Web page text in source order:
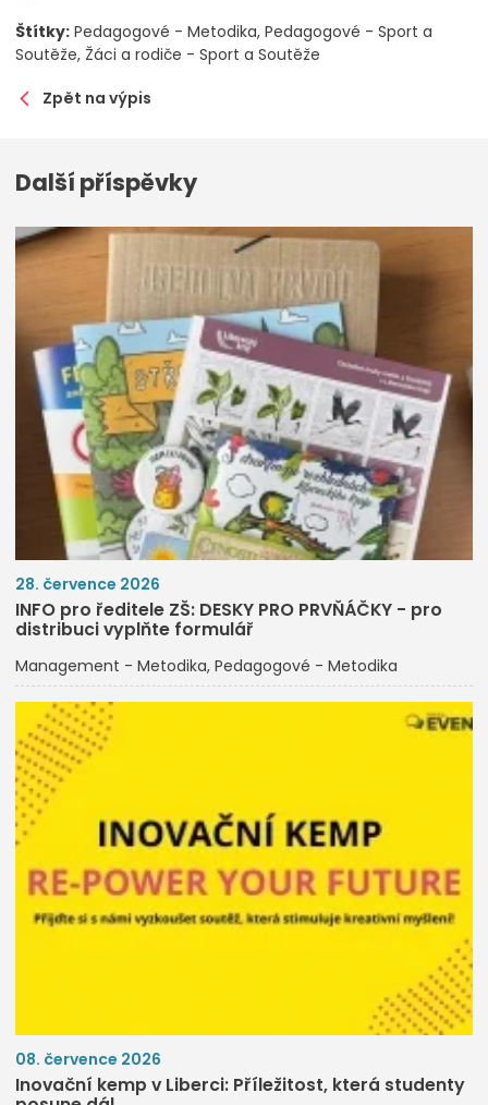
Štítky: Pedagogové - Metodika Pedagogové - Sport a
Soutěže Žáci a rodiče - Sport a Soutěže
Zpět na výpis
Další příspěvky
28. července 2026
INFO pro ředitele ZŠ: DESKY PRO PRVŇÁČKY - pro
distribuci vyplňte formulář
Management - Metodika Pedagogové - Metodika
08. července 2026
Inovační kemp v Liberci: Příležitost, která studenty